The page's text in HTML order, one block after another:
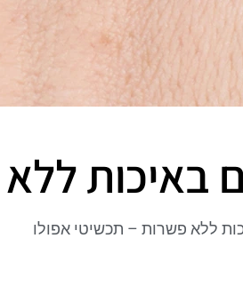
באיכות
ללא פשרות – תכשיטי אפולו